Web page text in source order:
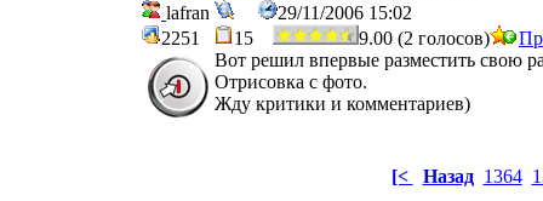
lafran
29/11/2006 15:02
2251
15 9.00 (2 голосов)
Вот решил впервые разместить свою
Отрисовка с фото.
Жду критики и комментариев)
[< Назад 1364